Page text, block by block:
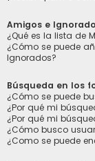
Amigos e
¿Qué es la lista de
¿Cómo se puede
Ignorados?
Búsqueda en los
¿Cómo se puede
¿Por qué mi
¿Por qué mi
¿Cómo busco
¿Como se puede